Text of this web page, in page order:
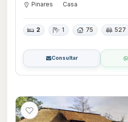
Pinares Casa
2 1 75 527
Consultar